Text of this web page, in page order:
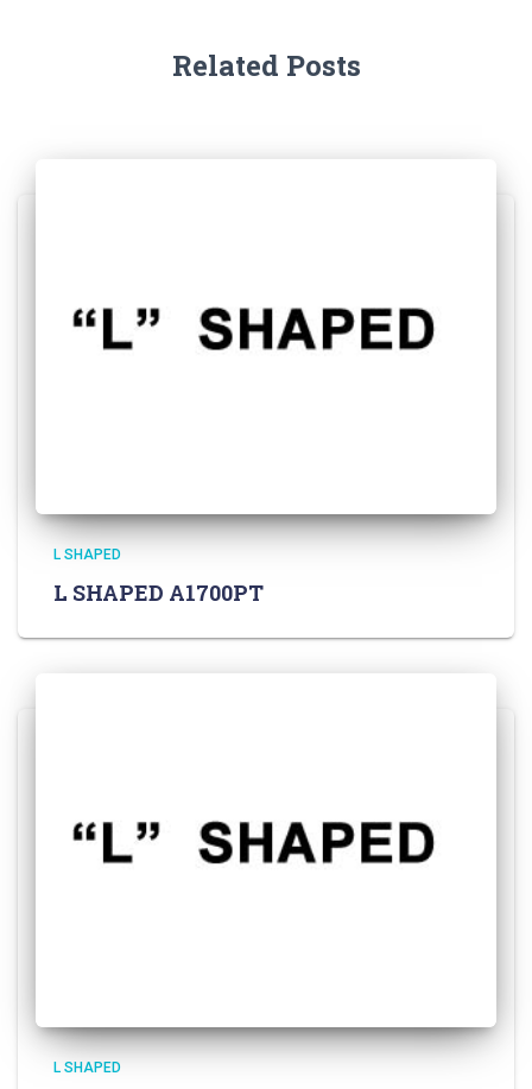
Related Posts
L SHAPED
L SHAPED A1700PT
L SHAPED